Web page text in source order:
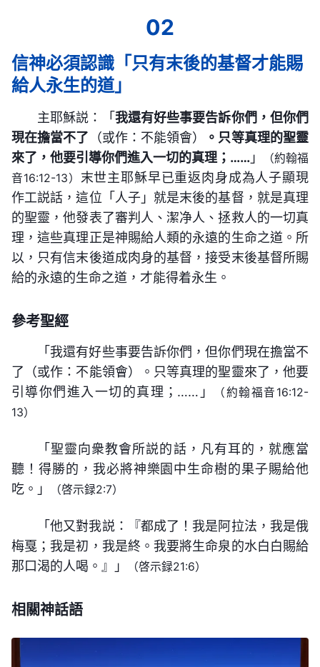
——《話・卷一 神的顯現與作工・神所在「肉身」的
道成肉身的神稱為基督，基督就是神的靈所穿的
不同就是因為基督不屬血氣而是靈的化身，他有正常
的人性與完全的神性，他的神性是任何一個人都没有
的，他的正常人性是為了維護在肉身中的一切正常活
動的，神性是來作神自己的工作的。不論是人性還是
神性都是順服天父的旨意的，基督的實質就是靈也就
是神性，所以他的實質本身就是神自己的實質，這個
實質是不會打岔他自己的工作的，他不可能作出拆毁
自己工作的事來，也不可能説出違背自己旨意的話
營的工作，這是所有人都應該明白的。聖靈作工的實
質是為了拯救人，是為了神自己的經營，同樣，基督
的作工也是為了拯救人，為了神的旨意。神既道成肉
身他就將他的實質都實化在了他的肉身之中，使他的
肉身能足够擔當他的工作，因而在道成肉身期間基督
的作工代替了神靈的一切作工，而且整個道成肉身期
間的工作都以基督的作工為核心，其餘不得摻有任何
一個時代的工作。神既道成肉身他就以肉身的身份來
不管是神的靈，不管是基督，總之都是神自己，他都
會作自己該作的工作，盡自己該盡的職分。
天父的旨意》
在主耶穌作工作期間人看到的神有好多人性的表
心、説話，或者談論一件事情，與此同時，主耶穌也
作了好多代表神性方面的工作，當然這些工作都是神
性情的發表與流露。在此期間，神的神性實化在了一
個正常的肉身之中，讓人看得見、摸得着，讓人不再
的舉手投足，人子的説話、作工來揣摩神的心意，或
02
信神必須認識「只有末後的基督才能賜
給人永生的道」
主耶穌説：「 我還有好些事要告訴你們，但你們
現在擔當不了 （或作：不能領會）
。只等真理的聖靈
來了，他要引導你們進入一切的真理；…… 」
（約翰福
音16:12-13） 末世主耶穌早已重返肉身成為人子顯現
作工説話，這位「人子」就是末後的基督，就是真理
的聖靈，他發表了審判人、潔净人、拯救人的一切真
理，這些真理正是神賜給人類的永遠的生命之道。所
以，只有信末後道成肉身的基督，接受末後基督所賜
給的永遠的生命之道，才能得着永生。
參考聖經
「我還有好些事要告訴你們，但你們現在擔當不
了（或作：不能領會）。只等真理的聖靈來了，他要
引導你們進入一切的真理；……」
（約翰福音16:12-
13）
「聖靈向衆教會所説的話，凡有耳的，就應當
聽！得勝的，我必將神樂園中生命樹的果子賜給他
吃。」
（啓示録2:7）
「他又對我説：『都成了！我是阿拉法，我是俄
梅戛；我是初，我是終。我要將生命泉的水白白賜給
那口渴的人喝。』」
（啓示録21:6）
相關神話語